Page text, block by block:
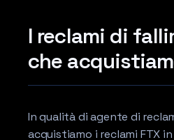
I reclami di
che
In qualità di agente di
acquistiamo i reclami FTX